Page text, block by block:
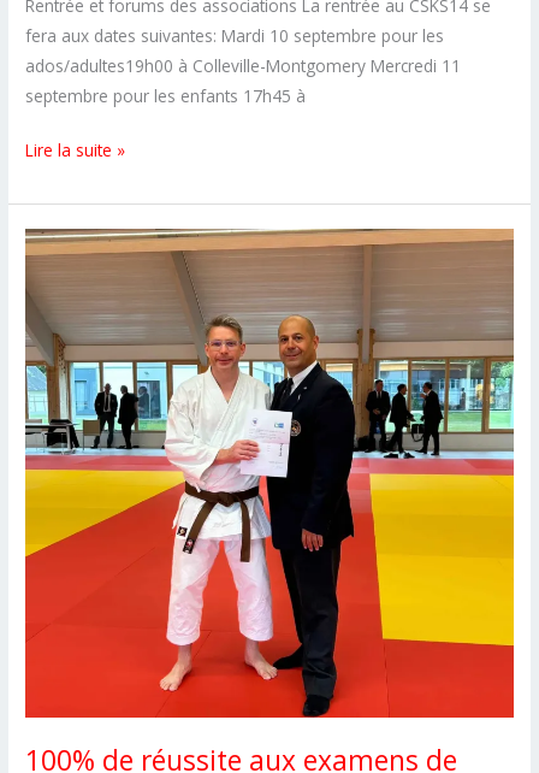
Rentrée et forums des associations La rentrée au CSKS14 se
fera aux dates suivantes: Mardi 10 septembre pour les
ados/adultes19h00 à Colleville-Montgomery Mercredi 11
septembre pour les enfants 17h45 à
Rentrée
forums
des
Lire la suite »
100% de réussite aux examens de